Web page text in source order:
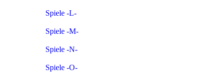
Spiele -L-
Spiele -M-
Spiele -N-
Spiele -O-